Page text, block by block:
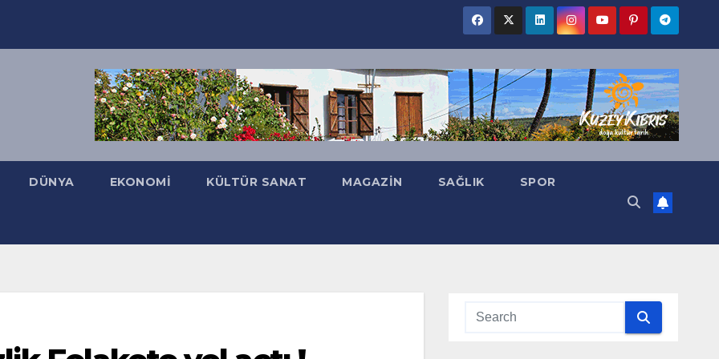
DÜNYA EKONOMI KÜLTÜR SANAT MAGAZIN SAĞLIK SPOR